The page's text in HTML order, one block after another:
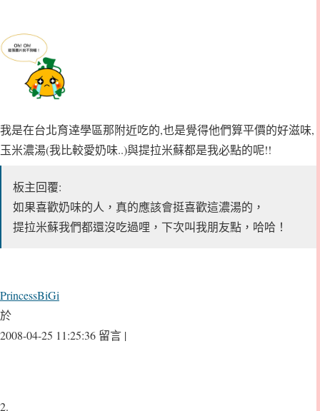
我是在台北育逹學區那附近吃的,也是覺得他們算平價的好滋味,
玉米濃湯(我比較愛奶味..)與提拉米蘇都是我必點的呢!!
板主回覆:
如果喜歡奶味的人，真的應該會挺喜歡這濃湯的，
提拉米蘇我們都還沒吃過哩，下次叫我朋友點，哈哈！
PrincessBiGi
於
2008-04-25 11:25:36 留言 |
2.